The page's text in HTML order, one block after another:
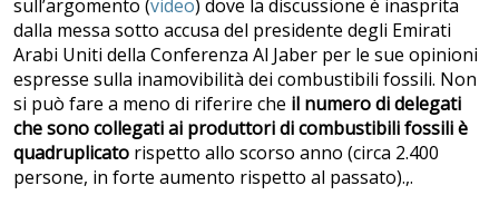
sull’argomento (video) dove la discussione è inasprita
dalla messa sotto accusa del presidente degli Emirati
Arabi Uniti della Conferenza Al Jaber per le sue opinioni
espresse sulla inamovibilità dei combustibili fossili. Non
si può fare a meno di riferire che il numero di delegati
che sono collegati ai produttori di combustibili fossili è
quadruplicato rispetto allo scorso anno (circa 2.400
persone, in forte aumento rispetto al passato).,.